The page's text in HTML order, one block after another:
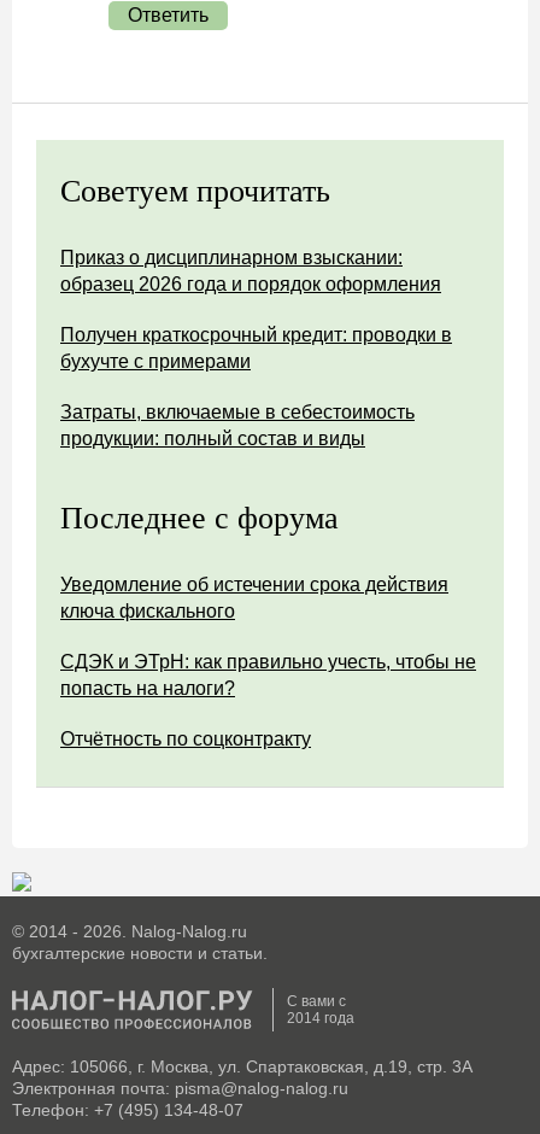
Ответить
Советуем прочитать
Приказ о дисциплинарном взыскании:
образец 2026 года и порядок оформления
Получен краткосрочный кредит: проводки в
бухучте с примерами
Затраты, включаемые в себестоимость
продукции: полный состав и виды
Последнее с форума
Уведомление об истечении срока действия
ключа фискального
СДЭК и ЭТрН: как правильно учесть, чтобы не
попасть на налоги?
Отчётность по соцконтракту
© 2014 - 2026. Nalog-Nalog.ru
бухгалтерские новости и статьи.
С вами с
2014 года
Адрес: 105066, г. Москва, ул. Спартаковская, д.19, стр. 3А
Электронная почта: pisma@nalog-nalog.ru
Телефон: +7 (495) 134-48-07